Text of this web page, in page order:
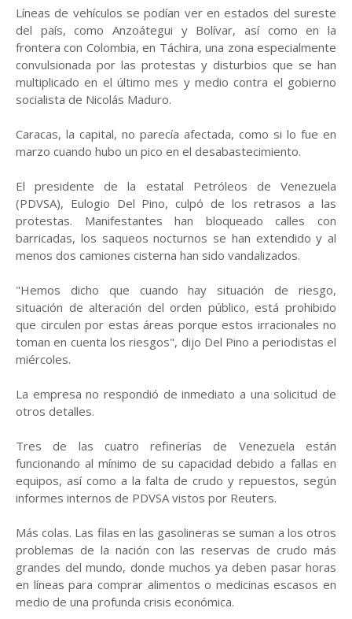
Líneas de vehículos se podían ver en estados del sureste
del país, como Anzoátegui y Bolívar, así como en la
frontera con Colombia, en Táchira, una zona especialmente
convulsionada por las protestas y disturbios que se han
multiplicado en el último mes y medio contra el gobierno
socialista de Nicolás Maduro.
Caracas, la capital, no parecía afectada, como si lo fue en
marzo cuando hubo un pico en el desabastecimiento.
El presidente de la estatal Petróleos de Venezuela
(PDVSA), Eulogio Del Pino, culpó de los retrasos a las
protestas. Manifestantes han bloqueado calles con
barricadas, los saqueos nocturnos se han extendido y al
menos dos camiones cisterna han sido vandalizados.
"Hemos dicho que cuando hay situación de riesgo,
situación de alteración del orden público, está prohibido
que circulen por estas áreas porque estos irracionales no
toman en cuenta los riesgos", dijo Del Pino a periodistas el
miércoles.
La empresa no respondió de inmediato a una solicitud de
otros detalles.
Tres de las cuatro refinerías de Venezuela están
funcionando al mínimo de su capacidad debido a fallas en
equipos, así como a la falta de crudo y repuestos, según
informes internos de PDVSA vistos por Reuters.
Más colas. Las filas en las gasolineras se suman a los otros
problemas de la nación con las reservas de crudo más
grandes del mundo, donde muchos ya deben pasar horas
en líneas para comprar alimentos o medicinas escasos en
medio de una profunda crisis económica.